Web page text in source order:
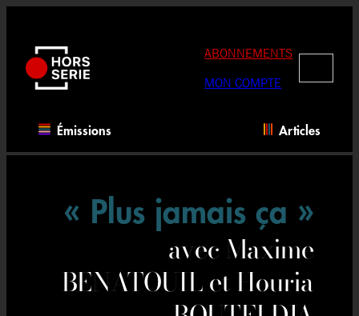
contenu
ABONNEMENTS
MON COMPTE
Émissions Articles
« Plus jamais ça »
avec Maxime
BENATOUIL et Houria